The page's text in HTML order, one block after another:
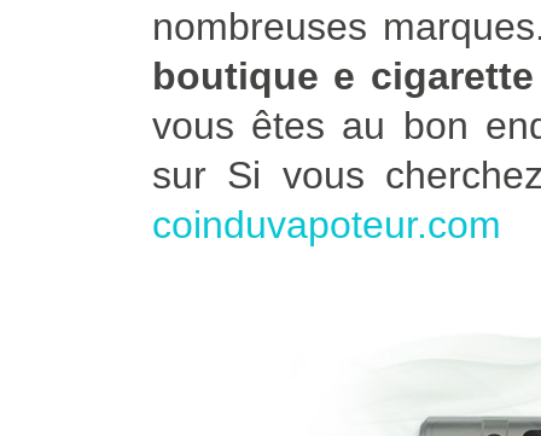
nombreuses
boutique e
vous êtes au bon
sur Si vous
coinduvapoteur.com